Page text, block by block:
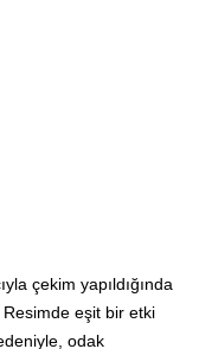
çekim yapıldığında
eşit bir etki
odak